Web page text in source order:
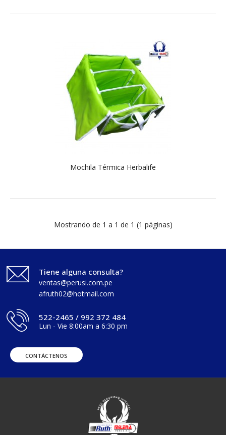
Mochila Térmica Herbalife
Mostrando de 1 a 1 de 1 (1 páginas)
Tiene alguna consulta?
ventas@perusi.com.pe
afruth02@hotmail.com
522-2465 / 992 372 484
Lun - Vie 8:00am a 6:30 pm
CONTÁCTENOS